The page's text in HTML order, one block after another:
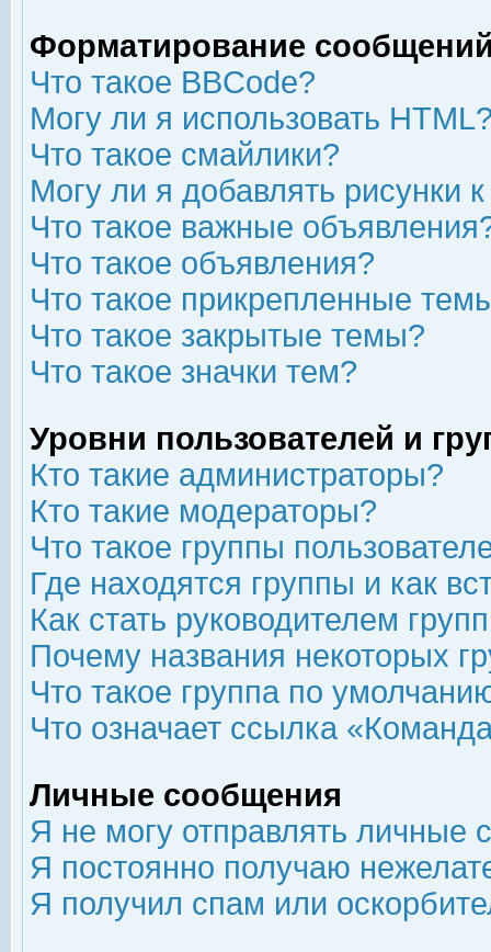
Форматирование
Что такое BBCode?
Могу ли я использовать
Что такое смайлики?
Могу ли я добавлять рисунки
Что такое важные
Что такое объявления?
Что такое прикрепленные
Что такое закрытые темы?
Что такое значки тем?
Уровни пользователей и
Кто такие администраторы?
Кто такие модераторы?
Что такое группы
Где находятся группы и как
Как стать руководителем
Почему названия некоторых
Что такое группа по
Что означает ссылка
Личные сообщения
Я не могу отправлять личные
Я постоянно получаю
Я получил спам или